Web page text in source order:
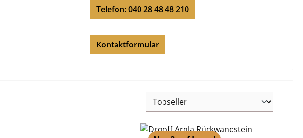
Telefon: 040 28 48 48 210
Kontaktformular